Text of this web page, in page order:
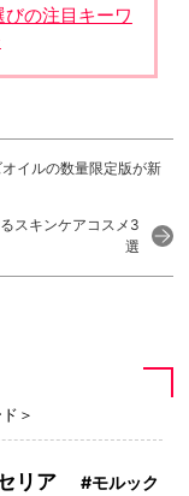
の注目キーワ
イルの数量限定版が新
スキンケアコスメ3
選
＞
リア モルック